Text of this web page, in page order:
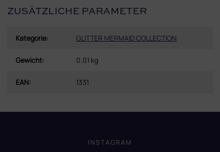
ZUSÄTZLICHE PARAMETER
Kategorie: GLITTER MERMAID COLLECTION
Gewicht: 0.01 kg
EAN: 1331
INSTAGRAM